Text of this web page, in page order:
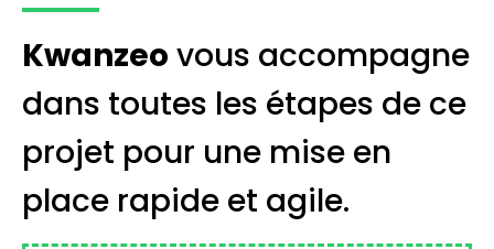
Kwanzeo vous accompagne
dans toutes les étapes de ce
projet pour une mise en
place rapide et agile.